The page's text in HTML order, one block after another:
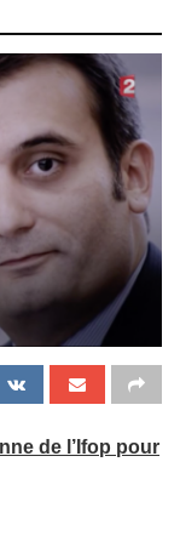
de l’Ifop pour